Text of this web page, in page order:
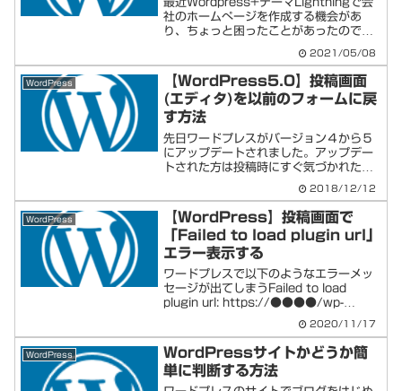
最近Wordpress+テーマLightningで会
社のホームぺージを作成する機会があ
り、ちょっと困ったことがあったので覚
の画像が、なぜかカスタムの画像だと表
示できないケースがありました。原因は
すごい単純...
2021/05/08
WordPress
【WordPress5.0】投稿画面
(エディタ)を以前のフォームに戻
す方法
先日ワードプレスがバージョン４から５
にアップデートされました。アップデー
トされた方は投稿時にすぐ気づかれたと
い投稿エディタになってしまいました。
これでも使えないことはないのですが、
「今まで通りの画面の方が...
2018/12/12
WordPress
【WordPress】投稿画面で
「Failed to load plugin url」
エラー表示する
ワードプレスで以下のようなエラーメッ
セージが出てしまうFailed to load
plugin url: https://●●●●/wp-
master/js/affiliate-tags.js原...
2020/11/17
WordPress
WordPressサイトかどうか簡
単に判断する方法